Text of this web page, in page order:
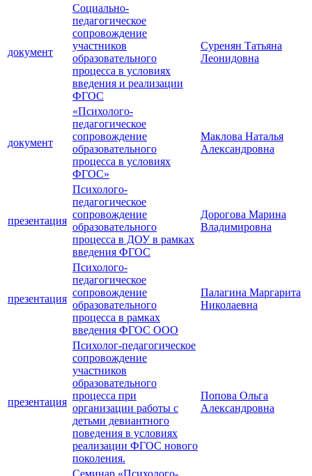
документ
Социально-
педагогическое
сопровождение
участников
образовательного
процесса в условиях
введения и реализации
ФГОС
Суренян Татьяна
Леонидовна
документ
«Психолого-
педагогическое
сопровождение
образовательного
процесса в условиях
ФГОС»
Маклова Наталья
Александровна
презентация
Психолого-
педагогическое
сопровождение
образовательного
процесса в ДОУ в рамках
введения ФГОС
Дорогова Марина
Владимировна
презентация
Психолого-
педагогическое
сопровождение
образовательного
процесса в рамках
введения ФГОС ООО
Палагина Маргарита
Николаевна
презентация
Психолог-педагогическое
сопровождение
участников
образовательного
процесса при
организации работы с
детьми девиантного
поведения в условиях
реализации ФГОС нового
поколения.
Попова Ольга
Александровна